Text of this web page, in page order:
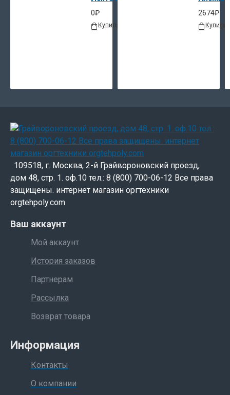
0₽
Купить В сравнение
2674₽
Купить
109518, г. Москва, 2-й Грайвороновский проезд,
дом 48, стр. 1. оф.10 тел.: 8 (800) 700-06-12 Все права
защищены. интернет магазин оргтехники
orgtehpoly.com
Ваш аккаунт
Мой аккаунт
История заказов
Партнерам
Рассылка
Возврат товара
Информация
Контакты
О компании